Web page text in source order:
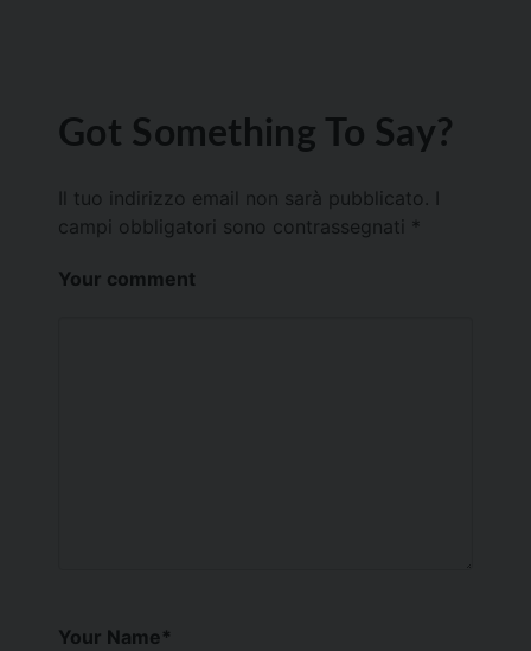
Got Something To Say?
Il tuo indirizzo email non sarà pubblicato.
campi obbligatori sono contrassegnati *
Your comment
Your Name*